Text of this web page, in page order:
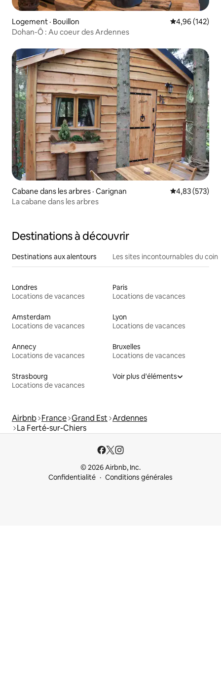
Logement · Bouillon Note
4,96 (142)
Dohan-Ô : Au coeur des Ardennes
Cabane dans les arbres · Carignan Note
4,83 (573)
La cabane dans les arbres
Destinations à découvrir
Destinations aux alentours Les sites incontournables du coin
Londres
Locations de vacances
Paris
Locations de vacances
Amsterdam
Locations de vacances
Lyon
Locations de vacances
Annecy
Locations de vacances
Bruxelles
Locations de vacances
Strasbourg
Locations de vacances
Voir plus d'éléments
Airbnb France Grand Est Ardennes
La Ferté-sur-Chiers
© 2026 Airbnb, Inc.
Confidentialité
Conditions générales